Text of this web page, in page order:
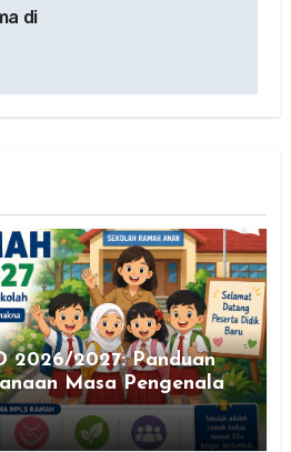
di
2026/2027: Panduan
Masa Pengenalan
yang Aman,